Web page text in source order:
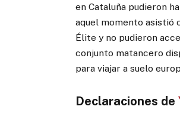
en Cataluña pudieron
aquel momento asistió
Élite y no pudieron
conjunto matancero
para viajar a suelo
Declaraciones de